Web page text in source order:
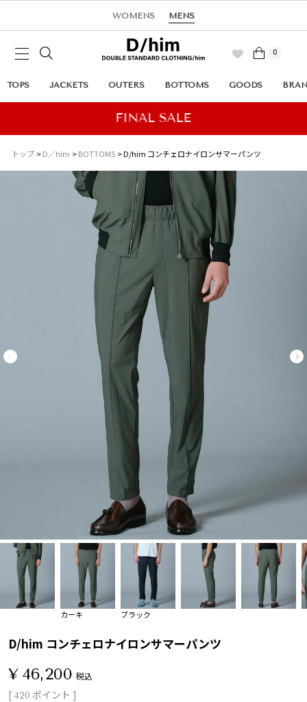
WOMENS MENS
0
TOPS JACKETS OUTERS BOTTOMS GOODS
トップ D／him BOTTOMS D/him コンチェロナイロンサマーパンツ
カーキ ブラック
D/him コンチェロナイロンサマーパンツ
¥ 46,200 税込
[ 420 ポイント ]